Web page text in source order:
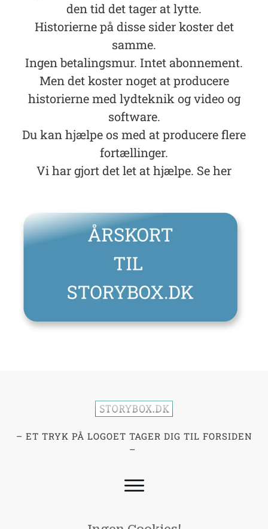
den tid det tager at lytte.
Historierne på disse sider koster det
samme.
Ingen betalingsmur. Intet abonnement.
Men det koster noget at producere
historierne med lydteknik og video og
software.
Du kan hjælpe os med at producere flere
fortællinger.
Vi har gjort det let at hjælpe. Se her
– ET TRYK PÅ LOGOET TAGER DIG TIL FORSIDEN
–